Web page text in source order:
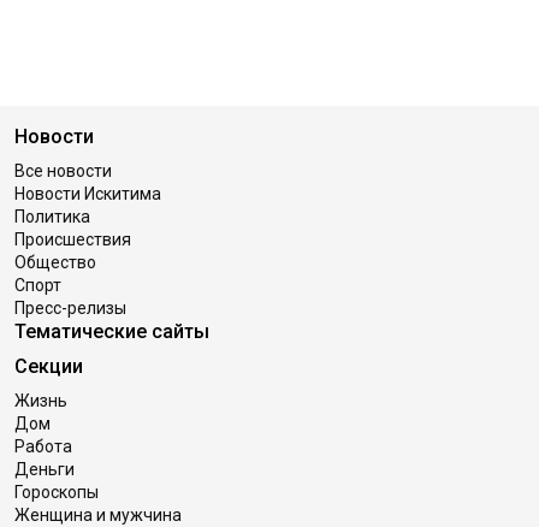
Новости
Все новости
Новости Искитима
Политика
Происшествия
Общество
Спорт
Пресс-релизы
Тематические сайты
Секции
Жизнь
Дом
Работа
Деньги
Гороскопы
Женщина и мужчина